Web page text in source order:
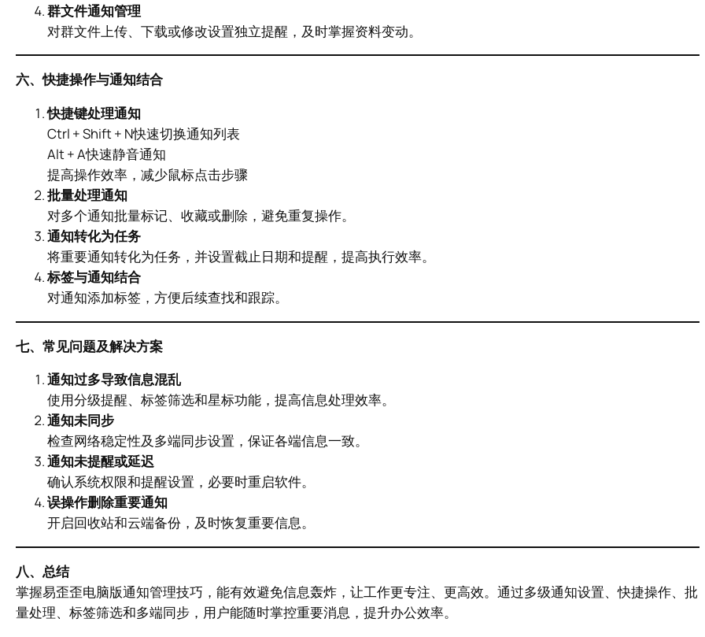
群文件通知管理
对群文件上传、下载或修改设置独立提醒，及时掌握资料变动。
六、快捷操作与通知结合
快捷键处理通知
Ctrl + Shift + N快速切换通知列表
Alt + A快速静音通知
提高操作效率，减少鼠标点击步骤
批量处理通知
对多个通知批量标记、收藏或删除，避免重复操作。
通知转化为任务
将重要通知转化为任务，并设置截止日期和提醒，提高执行效率。
标签与通知结合
对通知添加标签，方便后续查找和跟踪。
七、常见问题及解决方案
通知过多导致信息混乱
使用分级提醒、标签筛选和星标功能，提高信息处理效率。
通知未同步
检查网络稳定性及多端同步设置，保证各端信息一致。
通知未提醒或延迟
确认系统权限和提醒设置，必要时重启软件。
误操作删除重要通知
开启回收站和云端备份，及时恢复重要信息。
八、总结
掌握易歪歪电脑版通知管理技巧，能有效避免信息轰炸，让工作更专注、更高效。通过多级通知设置、快捷操作、批
量处理、标签筛选和多端同步，用户能随时掌控重要消息，提升办公效率。